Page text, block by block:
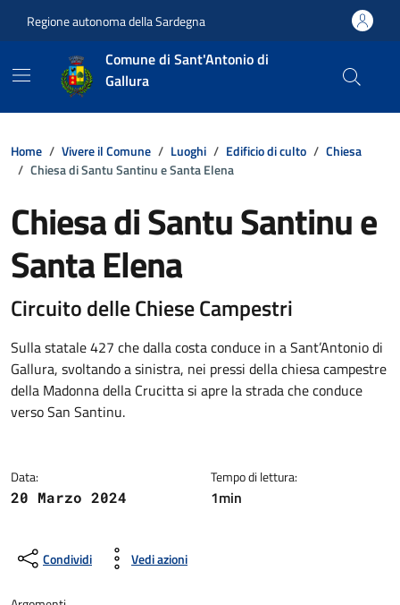
Regione autonoma della Sardegna
Comune di Sant'Antonio di
Gallura
Home Vivere il Comune Luoghi Edificio di culto
Chiesa
Chiesa di Santu Santinu e Santa Elena
Chiesa di Santu Santinu e
Santa Elena
Dettagli della notizia
Circuito delle Chiese Campestri
Sulla statale 427 che dalla costa conduce in a Sant’Antonio di
Gallura, svoltando a sinistra, nei pressi della chiesa campestre
della Madonna della Crucitta si apre la strada che conduce
verso San Santinu.
Data:
20 Marzo 2024
Tempo di lettura:
1min
Condividi Vedi azioni